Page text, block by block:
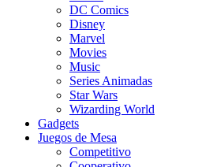
DC Comics
Disney
Marvel
Movies
Music
Series Animadas
Star Wars
Wizarding World
Gadgets
Juegos de Mesa
Competitivo